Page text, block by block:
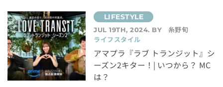
JUL 19TH, 2024. BY
糸野旬
ライフスタイル
アマプラ『ラブ トランジット』シ
ーズン2キター！| いつから？ MC
は？